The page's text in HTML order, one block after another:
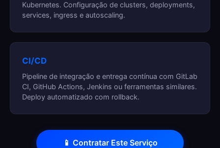
Kubernetes. Configuração de clusters, deployments,
services, ingress e autoscaling.
CI/CD
Pipeline de integração e entrega contínua com GitLab
CI, GitHub Actions, Jenkins ou ferramentas similares.
Deploy automatizado com rollback.
📱 Contratar Este Serviço